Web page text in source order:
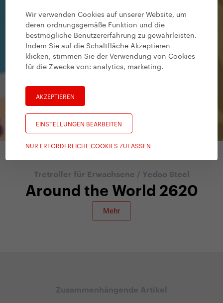
Wir verwenden Cookies auf unserer Website, um
deren ordnungsgemäße Funktion und die
bestmögliche Benutzererfahrung zu gewährleisten.
Indem Sie auf die Schaltfläche Akzeptieren
klicken, stimmen Sie der Verwendung von Cookies
für die Zwecke von:analytics, marketing.
AKZEPTIEREN
EINSTELLUNGEN BEARBEITEN
NUR ERFORDERLICHE COOKIES ZULASSEN
Tretroller für Erwachsene / Yedoo Steel
Around the World 2620
Zusammenhängende Artikel